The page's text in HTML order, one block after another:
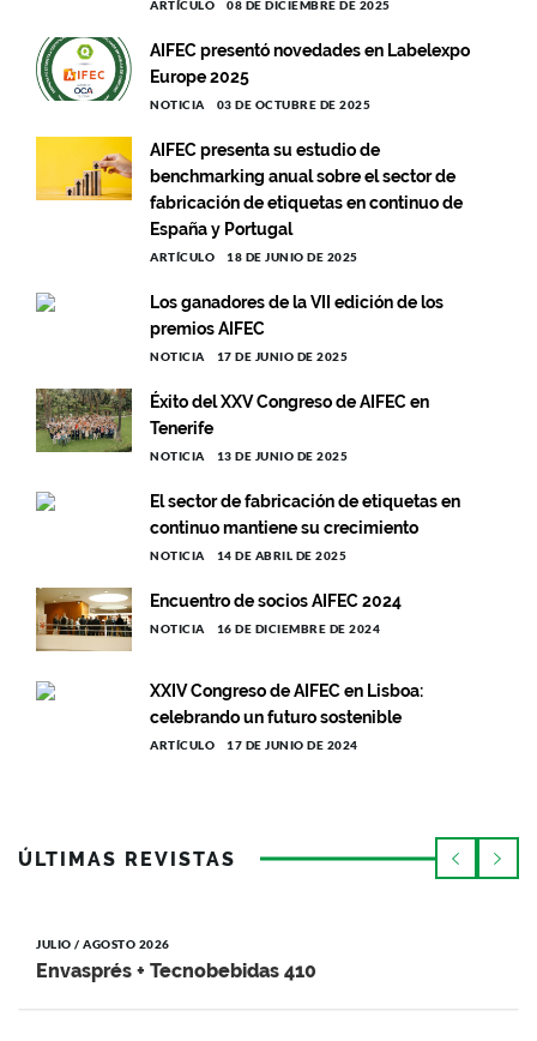
ARTÍCULO 08 DE DICIEMBRE DE 2025
AIFEC presentó novedades en Labelexpo
Europe 2025
NOTICIA 03 DE OCTUBRE DE 2025
AIFEC presenta su estudio de
benchmarking anual sobre el sector de
fabricación de etiquetas en continuo de
España y Portugal
ARTÍCULO 18 DE JUNIO DE 2025
Los ganadores de la VII edición de los
premios AIFEC
NOTICIA 17 DE JUNIO DE 2025
Éxito del XXV Congreso de AIFEC en
Tenerife
NOTICIA 13 DE JUNIO DE 2025
El sector de fabricación de etiquetas en
continuo mantiene su crecimiento
NOTICIA 14 DE ABRIL DE 2025
Encuentro de socios AIFEC 2024
NOTICIA 16 DE DICIEMBRE DE 2024
XXIV Congreso de AIFEC en Lisboa:
celebrando un futuro sostenible
ARTÍCULO 17 DE JUNIO DE 2024
ÚLTIMAS REVISTAS
JULIO / AGOSTO 2026
Envasprés + Tecnobebidas 410